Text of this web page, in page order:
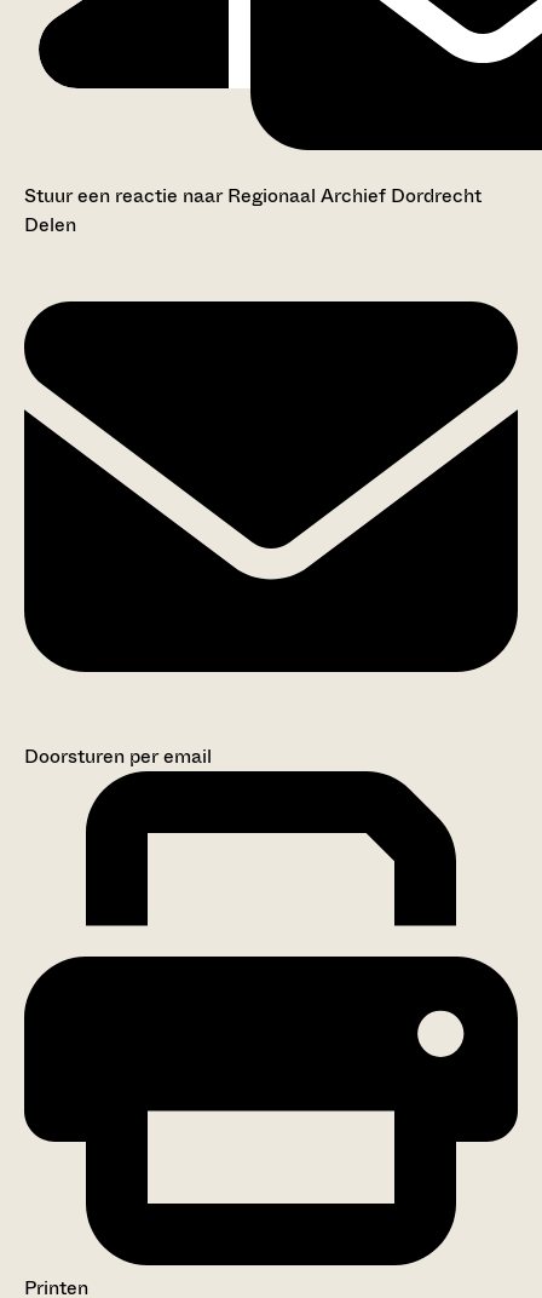
Stuur een reactie naar Regionaal Archief Dordrecht
Delen
Doorsturen per email
Printen